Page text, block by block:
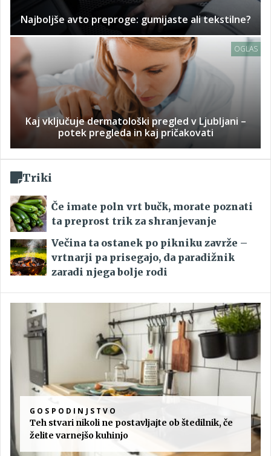
Najboljše avto preproge: gumijaste ali tekstilne?
OGLAS
Kaj vključuje dermatološki pregled v Ljubljani –
potek pregleda in kaj pričakovati
Triki
Če imate poln vrt bučk, morate poznati
ta preprost trik za shranjevanje
Večina ta ostanek po pikniku zavrže –
vrtnarji pa prisegajo, da paradižnik
zaradi njega bolje rodi
GOSPODINJSTVO
Teh stvari nikoli ne postavljajte ob štedilnik, če
želite varnejšo kuhinjo